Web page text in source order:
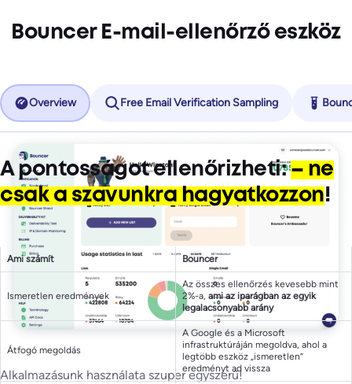
Bouncer E-mail-ellenőrző eszköz
Overview Free Email Verification Sampling
Alkalmazásunk használata szuper egyszerű!
A pontosságot ellenőrizheti:– ne
csak a szavunkra hagyatkozzon!
Ami számít Bouncer
Ismeretlen eredmények
Az összes ellenőrzés kevesebb mint
2%-a, ami az iparágban az egyik
legalacsonyabb arány
Átfogó megoldás
A Google és a Microsoft
infrastruktúráján megoldva, ahol a
legtöbb eszköz „ismeretlen”
eredményt ad vissza